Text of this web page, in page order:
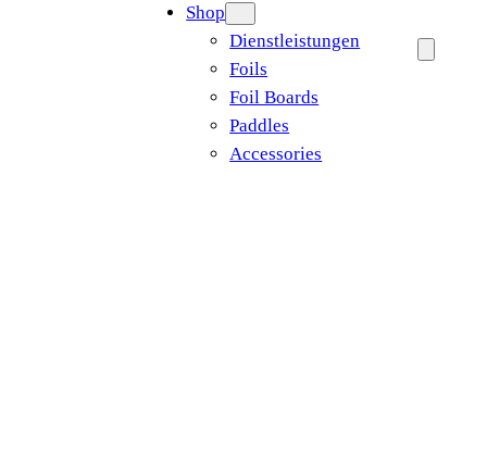
Shop
Dienstleistungen
Foils
Foil Boards
Paddles
Accessories